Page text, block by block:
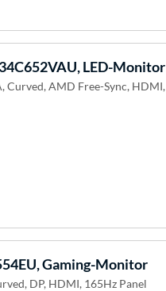
LED-Monitor
Curved, AMD Free-Sync, HDMI,
Gaming-Monitor
DP, HDMI, 165Hz Panel